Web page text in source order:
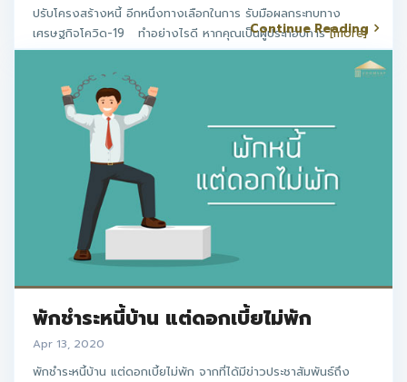
ปรับโครงสร้างหนี้ อีกหนึ่งทางเลือกในการ รับมือผลกระทบทาง
เศรษฐกิจโควิด-19 ทำอย่างไรดี หากคุณเป็นผู้ประกอบการ[more]
Continue Reading
พักชำระหนี้บ้าน แต่ดอกเบี้ยไม่พัก
Apr 13, 2020
พักชำระหนี้บ้าน แต่ดอกเบี้ยไม่พัก จากที่ได้มีข่าวประชาสัมพันธ์ถึง